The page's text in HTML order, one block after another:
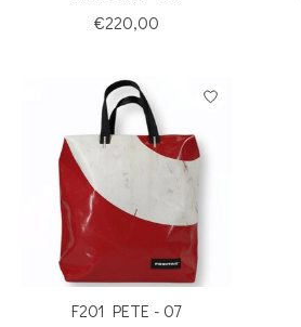
€220,00
F201 PETE - 07